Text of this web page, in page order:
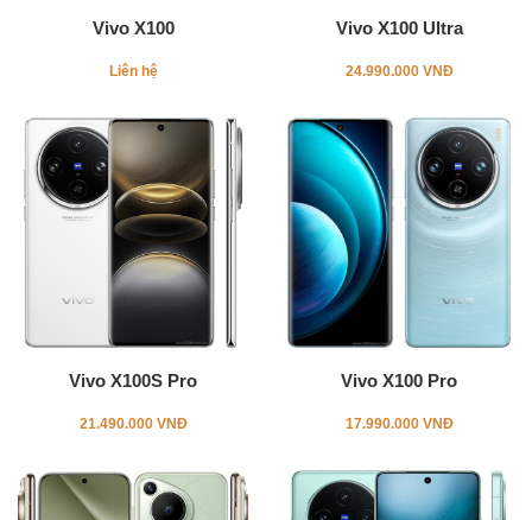
Vivo X100
Liên hệ
Vivo X100 Ultra
24.990.000 VNĐ
Vivo X100S Pro
21.490.000 VNĐ
Vivo X100 Pro
17.990.000 VNĐ